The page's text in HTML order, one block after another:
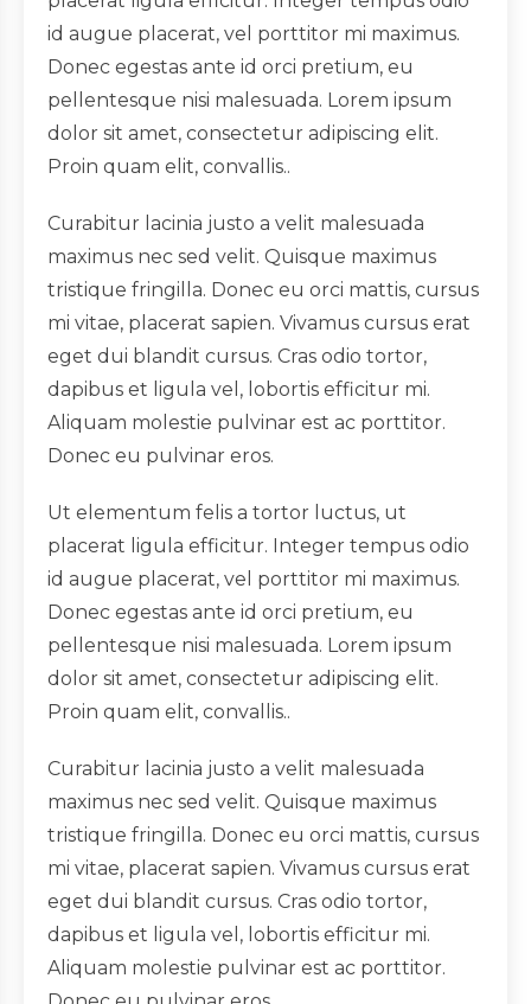
id augue placerat, vel porttitor mi maximus.
Donec egestas ante id orci pretium, eu
pellentesque nisi malesuada. Lorem ipsum
dolor sit amet, consectetur adipiscing elit.
Proin quam elit, convallis..
Curabitur lacinia justo a velit malesuada
maximus nec sed velit. Quisque maximus
tristique fringilla. Donec eu orci mattis, cursus
mi vitae, placerat sapien. Vivamus cursus erat
eget dui blandit cursus. Cras odio tortor,
dapibus et ligula vel, lobortis efficitur mi.
Aliquam molestie pulvinar est ac porttitor.
Donec eu pulvinar eros.
Ut elementum felis a tortor luctus, ut
placerat ligula efficitur. Integer tempus odio
id augue placerat, vel porttitor mi maximus.
Donec egestas ante id orci pretium, eu
pellentesque nisi malesuada. Lorem ipsum
dolor sit amet, consectetur adipiscing elit.
Proin quam elit, convallis..
Curabitur lacinia justo a velit malesuada
maximus nec sed velit. Quisque maximus
tristique fringilla. Donec eu orci mattis, cursus
mi vitae, placerat sapien. Vivamus cursus erat
eget dui blandit cursus. Cras odio tortor,
dapibus et ligula vel, lobortis efficitur mi.
Aliquam molestie pulvinar est ac porttitor.